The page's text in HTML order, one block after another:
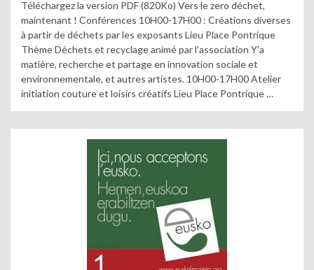
Téléchargez la version PDF (820Ko) Vers le zero déchet,
maintenant ! Conférences 10H00-17H00 : Créations diverses
à partir de déchets par les exposants Lieu Place Pontrique
Thème Déchets et recyclage animé par l’association Y’a
matière, recherche et partage en innovation sociale et
environnementale, et autres artistes. 10H00-17H00 Atelier
initiation couture et loisirs créatifs Lieu Place Pontrique …